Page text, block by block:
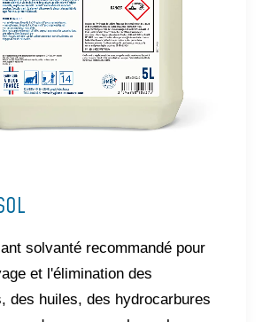
solvanté recommandé pour
et l'élimination des
des huiles, des hydrocarbures